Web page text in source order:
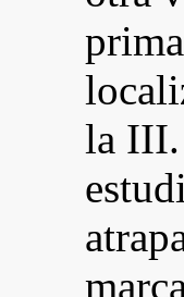
la III.